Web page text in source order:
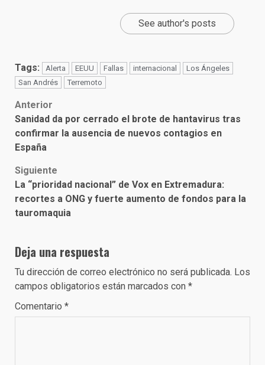
See author's posts
Tags: Alerta EEUU Fallas internacional
Los Ángeles
San Andrés
Terremoto
Post
navigation
Anterior
Sanidad da por cerrado el brote de hantavirus tras
confirmar la ausencia de nuevos contagios en
España
Siguiente
La “prioridad nacional” de Vox en Extremadura:
recortes a ONG y fuerte aumento de fondos para la
tauromaquia
Deja una respuesta
Tu dirección de correo electrónico no será publicada. Los
campos obligatorios están marcados con *
Comentario *